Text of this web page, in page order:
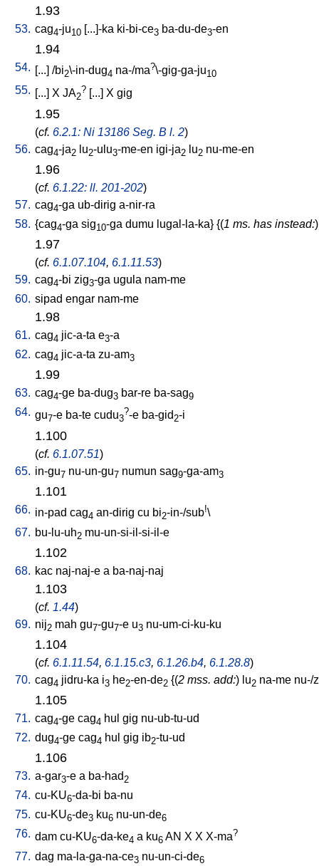
1.93
53. cag4-ju10 [...]-ka ki-bi-ce3 ba-du-de3-en
1.94
54. [...] /bi2\-in-dug4 na-/ma?\-gig-ga-ju10
55. [...] X JA2
? [...] X gig
1.95
(cf. 6.2.1: Ni 13186 Seg. B l. 2)
56. cag4-ja2 lu2-ulu3-me-en igi-ja2 lu2 nu-me-en
1.96
(cf. 6.1.22: ll. 201-202)
57. cag4-ga ub-dirig a-nir-ra
58. {cag4-ga sig10-ga dumu lugal-la-ka} {(1 ms. has instead:
1.97
(cf. 6.1.07.104, 6.1.11.53)
59. cag4-bi zig3-ga ugula nam-me
60. sipad engar nam-me
1.98
61. cag4 jic-a-ta e3-a
62. cag4 jic-a-ta zu-am3
1.99
63. cag4-ge ba-dug3 bar-re ba-sag9
64. gu7-e ba-te cudu3
?-e ba-gid2-i
1.100
(cf. 6.1.07.51)
65. in-gu7 nu-un-gu7 numun sag9-ga-am3
1.101
66. in-pad cag4 an-dirig cu bi2-in-/sub!\
67. bu-lu-uh2 mu-un-si-il-si-il-e
1.102
68. kac naj-naj-e a ba-naj-naj
1.103
(cf. 1.44)
69. nij2 mah gu7-gu7-e u3 nu-um-ci-ku-ku
1.104
(cf. 6.1.11.54, 6.1.15.c3, 6.1.26.b4, 6.1.28.8)
70. cag4 jidru-ka i3 he2-en-de2 {(2 mss. add:) lu2 na-me nu-/
1.105
71. cag4-ge cag4 hul gig nu-ub-tu-ud
72. dug4-ge cag4 hul gig ib2-tu-ud
1.106
73. a-gar3-e a ba-had 2
74. cu-KU6-da-bi ba-nu
75. cu-KU6-de3 ku6 nu-un-de6
76. dam cu-KU6-da-ke4 a ku6 AN X X X-ma?
77. dag ma-la-ga-na-ce3 nu-un-ci-de6